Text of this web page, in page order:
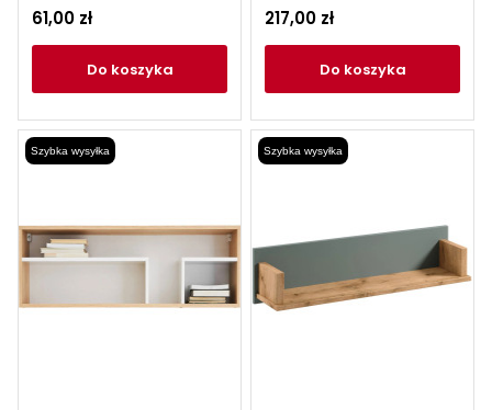
61,00 zł
do koszyka
szary
217,00 zł
do koszyka
Szybka wysyłka Szybka wysyłka